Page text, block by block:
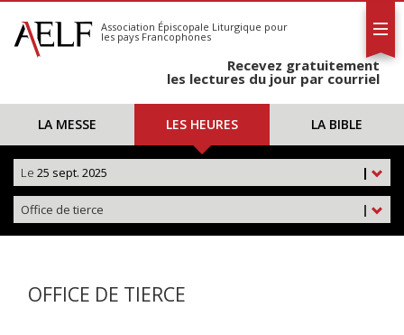
S'abonner
Calendrier
Association Épiscopale Liturgique pour
les pays Francophones
Recevez gratuitement
les lectures du jour par courriel
LA MESSE LES HEURES LA BIBLE
|
Le 25 sept. 2025
|
Office de tierce
OFFICE DE TIERCE